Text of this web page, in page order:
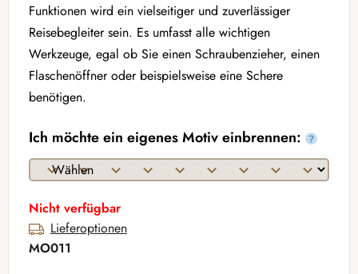
Funktionen wird ein vielseitiger und zuverlässiger
Reisebegleiter sein. Es umfasst alle wichtigen
Werkzeuge, egal ob Sie einen Schraubenzieher, einen
Flaschenöffner oder beispielsweise eine Schere
benötigen.
Ich möchte ein eigenes Motiv einbrennen: ?
Nicht verfügbar
Lieferoptionen
MO011